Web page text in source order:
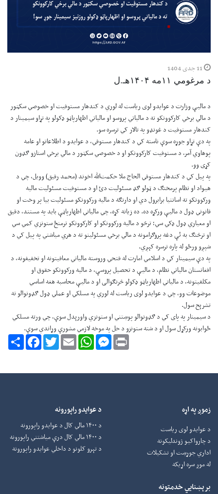
د مرغومي ۱۱مه ۱۴۰۴هـ.ل
د مالیې وزارت د عوایدو لوی ریاست له لوري د کندهار مستوفیت او خصوصي سکټور
د مالي برخي کارکوونکو ته د مالیاتي پروسو او مالیاتي اظهارپاڼو ډکولو په تړاو سیمینار د
کندهار مستوفیت د غونډو په تالار کي ترسره سو.
په دې تړاو جوړه سوې ناسته کي د کندهار مستوفي، د عوایدو د اطلاعاتو او عامه
پوهاوي آمر، د مستوفیت کارکوونکو او د خصوصي سکټور د مالي برخي استازو ګډون
کړی وو.
په پیل کي د کندهار مستوفي الحاج ملا حکمت‌الله اخوند (محمد رفیق) وویل، چي د
هیواد او نظام پرمختګ د ټولو ګډ مسئولیت دئ او د مستوفیت مسئولیت مالیه
ورکوونکو ته اسانتیا برابرول دي او دارنګه د مالیه ورکوونکو مسئولیت بیا پر وخت او
قانوني ډول د مالیې ورکړه ده. ده زیاته کړه، چي مالیاتي اظهارپاڼې باید په مستند، دقیق
او معیاري ډول ډکي سي؛ ترڅو د مالیه ورکوونکو او کارکوونکو ترمنځ ستونزي کمي سي
او ترڅنګ به ئې دغه پروګرامونه د مالي برخي مسئولینو ته د هري میاشتي په پیل کي د
شپږو ورځو له پاره ترسره کېږي.
په دې سیمینار کي د اسلامي امارت له فتحي وروسته مالیاتي معافیتونه او تخفیفونه، د
افغانستان مالیاتي نظام، د مالیې د تحصیل پروسې، د مالیه ورکوونکو حقوق او
مکلفیتونه، د مالیاتي اظهارپاڼو ډکولو څرنګوالی او د مالیې محاسبه هغه اساسي
موضوعات وو، چي د عوایدو لوی ریاست له لوري په مسلکي او عملي ډول ګډونوالو ته
تشرېح سول.
د سیمینار په پای کي د ګډونوالو پوښتني او ستونزي واورېدل سوې، چي ورته مسلکي
ځوابونه ورکړل سول او د شته ستونزو د حل په موخه لازمي مشورې وړاندي سوې.
ShareFacebookTwitterEmail
WhatsAppMessenger Print
زموږ په اړه
د عوایدو لوی ریاست
د چارواکيو ژوندلیکونه
اداري جوړښت او تشکیلات
له موږ سره اړیکه
د عوایدو راپورونه
د ۱۴۰۰ مالي کال د عوایدو راپورونه
د ۱۴۰۰ مالي کال درې میاشتني راپورونه
د تېرو کلونو د داخلي عوایدو راپورونه
برېښنایي خدمتونه